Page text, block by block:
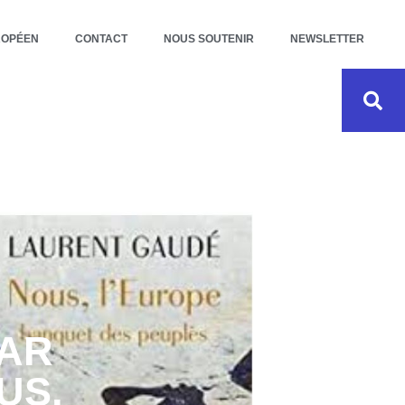
CONTACT NOUS SOUTENIR NEWSLETTER